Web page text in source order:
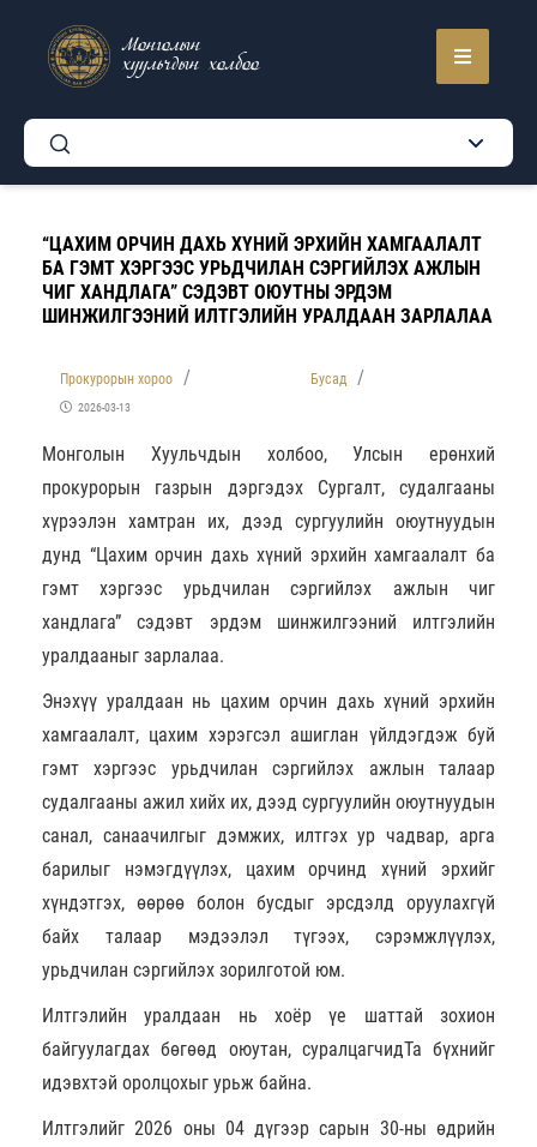
Монголын
хуульчдын холбоо
“ЦАХИМ ОРЧИН ДАХЬ ХҮНИЙ ЭРХИЙН ХАМГААЛАЛТ
БА ГЭМТ ХЭРГЭЭС УРЬДЧИЛАН СЭРГИЙЛЭХ АЖЛЫН
ЧИГ ХАНДЛАГА” СЭДЭВТ ОЮУТНЫ ЭРДЭМ
ШИНЖИЛГЭЭНИЙ ИЛТГЭЛИЙН УРАЛДААН ЗАРЛАЛАА
Прокурорын хороо Бусад
2026-03-13
Монголын Хуульчдын холбоо, Улсын ерөнхий
прокурорын газрын дэргэдэх Сургалт, судалгааны
хүрээлэн хамтран их, дээд сургуулийн оюутнуудын
дунд “Цахим орчин дахь хүний эрхийн хамгаалалт ба
гэмт хэргээс урьдчилан сэргийлэх ажлын чиг
хандлага” сэдэвт эрдэм шинжилгээний илтгэлийн
уралдааныг зарлалаа.
Энэхүү уралдаан нь цахим орчин дахь хүний эрхийн
хамгаалалт, цахим хэрэгсэл ашиглан үйлдэгдэж буй
гэмт хэргээс урьдчилан сэргийлэх ажлын талаар
судалгааны ажил хийх их, дээд сургуулийн оюутнуудын
санал, санаачилгыг дэмжих, илтгэх ур чадвар, арга
барилыг нэмэгдүүлэх, цахим орчинд хүний эрхийг
хүндэтгэх, өөрөө болон бусдыг эрсдэлд оруулахгүй
байх талаар мэдээлэл түгээх, сэрэмжлүүлэх,
урьдчилан сэргийлэх зорилготой юм.
Илтгэлийн уралдаан нь хоёр үе шаттай зохион
байгуулагдах бөгөөд оюутан, суралцагчидТа бүхнийг
идэвхтэй оролцохыг урьж байна.
Илтгэлийг 2026 оны 04 дүгээр сарын 30-ны өдрийн